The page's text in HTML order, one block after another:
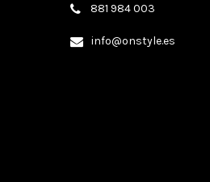
881 984 003
info@onstyle.es